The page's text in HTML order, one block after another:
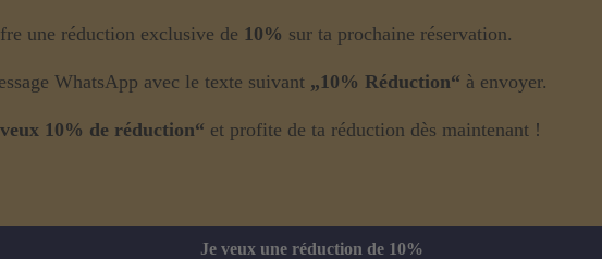
une réduction exclusive de 10% sur ta prochaine réservation.
WhatsApp avec le texte suivant „10% Réduction“ à envoyer.
10% de réduction“ et profite de ta réduction dès maintenant !
Je veux une réduction de 10%